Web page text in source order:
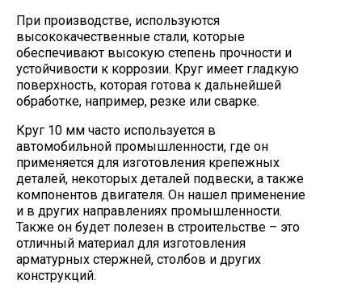
При производстве, используются
высококачественные стали, которые
обеспечивают высокую степень прочности и
устойчивости к коррозии. Круг имеет гладкую
поверхность, которая готова к дальнейшей
обработке, например, резке или сварке.
Круг 10 мм часто используется в
автомобильной промышленности, где он
применяется для изготовления крепежных
деталей, некоторых деталей подвески, а также
компонентов двигателя. Он нашел применение
и в других направлениях промышленности.
Также он будет полезен в строительстве – это
отличный материал для изготовления
арматурных стержней, столбов и других
конструкций.